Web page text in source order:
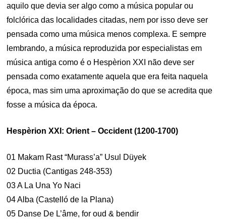
aquilo que devia ser algo como a música popular ou
folclórica das localidades citadas, nem por isso deve ser
pensada como uma música menos complexa. E sempre
lembrando, a música reproduzida por especialistas em
música antiga como é o Hespèrion XXI não deve ser
pensada como exatamente aquela que era feita naquela
época, mas sim uma aproximação do que se acredita que
fosse a música da época.
Hespèrion XXI: Orient – Occident (1200-1700)
01 Makam Rast “Murass’a” Usul Düyek
02 Ductia (Cantigas 248-353)
03 A La Una Yo Naci
04 Alba (Castelló de la Plana)
05 Danse De L’âme, for oud & bendir